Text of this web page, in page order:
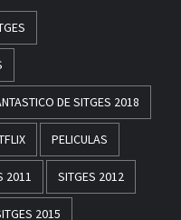
DE SITGES 2018
PELICULAS
2011 SITGES 2012
2015